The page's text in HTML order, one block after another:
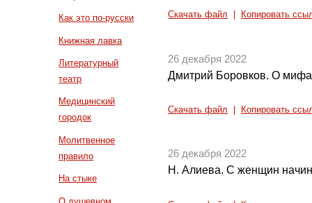
Как это по-русски
Книжная лавка
Литературный
театр
Медицинский
городок
Молитвенное
правило
На стыке
Скачать файл Копировать
26 декабря 2022
Дмитрий Боровков. О
Скачать файл Копировать
26 декабря 2022
Н. Алиева. С женщин